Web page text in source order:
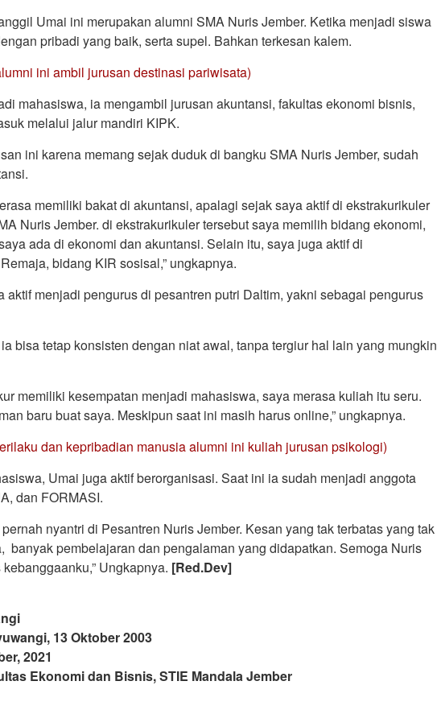
Umai ini merupakan alumni SMA Nuris Jember. Ketika menjadi siswa
pribadi yang baik, serta supel. Bahkan terkesan kalem.
ini ambil jurusan destinasi pariwisata)
mahasiswa, ia mengambil jurusan akuntansi, fakultas ekonomi bisnis,
melalui jalur mandiri KIPK.
ini karena memang sejak duduk di bangku SMA Nuris Jember, sudah
memiliki bakat di akuntansi, apalagi sejak saya aktif di ekstrakurikuler
Nuris Jember. di ekstrakurikuler tersebut saya memilih bidang ekonomi,
ada di ekonomi dan akuntansi. Selain itu, saya juga aktif di
bidang KIR sosisal,” ungkapnya.
aktif menjadi pengurus di pesantren putri Daltim, yakni sebagai pengurus
bisa tetap konsisten dengan niat awal, tanpa tergiur hal lain yang mungkin
memiliki kesempatan menjadi mahasiswa, saya merasa kuliah itu seru.
baru buat saya. Meskipun saat ini masih harus online,” ungkapnya.
dan kepribadian manusia alumni ini kuliah jurusan psikologi)
Umai juga aktif berorganisasi. Saat ini ia sudah menjadi anggota
dan FORMASI.
nyantri di Pesantren Nuris Jember. Kesan yang tak terbatas yang tak
banyak pembelajaran dan pengalaman yang didapatkan. Semoga Nuris
Ungkapnya. [Red.Dev]
13 Oktober 2003
2021
Ekonomi dan Bisnis, STIE Mandala Jember